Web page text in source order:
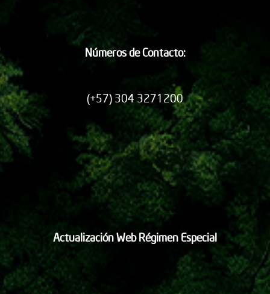
Números de Contacto:
(+57) 304 3271200
Actualización Web Régimen Especial